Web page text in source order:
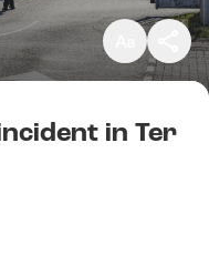
Kopieer linkin Ter